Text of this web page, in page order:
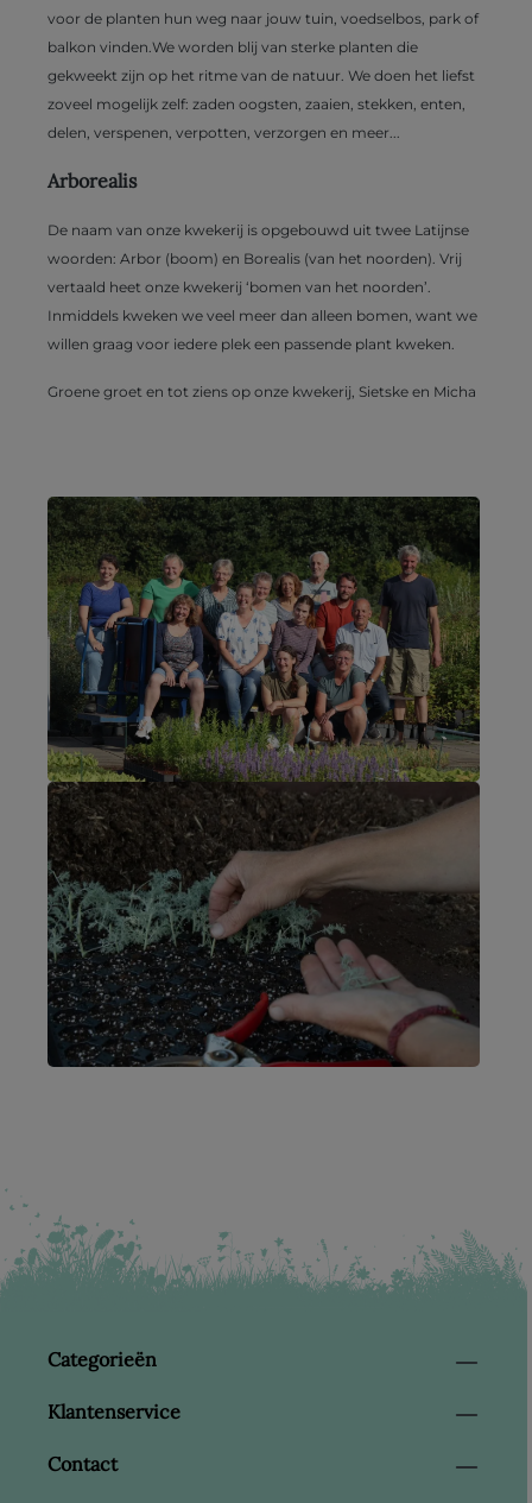
voor de planten hun weg naar jouw tuin, voedselbos, park of
balkon vinden.We worden blij van sterke planten die
gekweekt zijn op het ritme van de natuur. We doen het liefst
zoveel mogelijk zelf: zaden oogsten, zaaien, stekken, enten,
delen, verspenen, verpotten, verzorgen en meer...
Arborealis
De naam van onze kwekerij is opgebouwd uit twee Latijnse
woorden: Arbor (boom) en Borealis (van het noorden). Vrij
vertaald heet onze kwekerij ‘bomen van het noorden’.
Inmiddels kweken we veel meer dan alleen bomen, want we
willen graag voor iedere plek een passende plant kweken.
Groene groet en tot ziens op onze kwekerij, Sietske en Micha
Categorieën
Klantenservice
Contact